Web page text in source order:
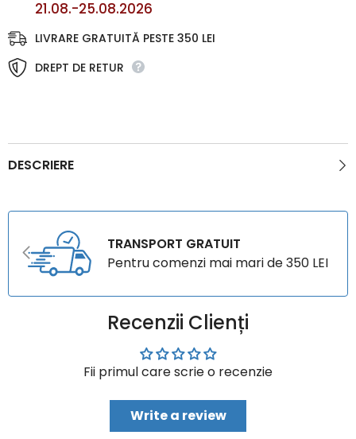
21.08.-25.08.2026
LIVRARE GRATUITĂ PESTE 350 LEI
DREPT DE RETUR
DESCRIERE
TRANSPORT GRATUIT
Pentru comenzi mai mari de 350 LEI
Recenzii Clienți
Fii primul care scrie o recenzie
Write a review